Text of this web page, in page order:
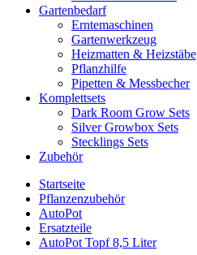
Gartenbedarf
Erntemaschinen
Gartenwerkzeug
Heizmatten & Heizstäbe
Pflanzhilfe
Pipetten & Messbecher
Komplettsets
Dark Room Grow Sets
Silver Growbox Sets
Stecklings Sets
Zubehör
Startseite
Pflanzenzubehör
AutoPot
Ersatzteile
AutoPot Topf 8,5 Liter